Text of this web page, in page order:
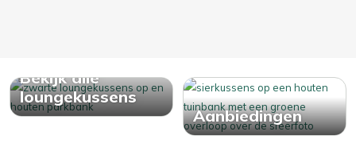
Bekijk alle
loungekussens
Aanbiedingen